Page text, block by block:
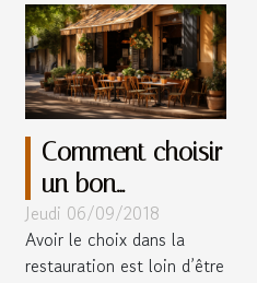
Comment choisir
un bon
restaurant à Aix
?
Jeudi 06/09/2018
Avoir le choix dans la
restauration est loin d’être